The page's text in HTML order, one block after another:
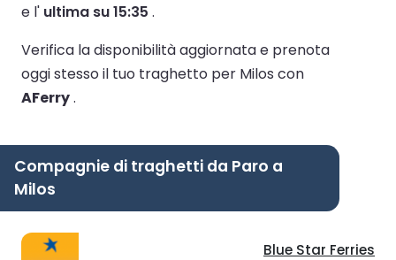
e l' ultima su 15:35 .
Verifica la disponibilità aggiornata e prenota
oggi stesso il tuo traghetto per Milos con
AFerry.
Compagnie di traghetti da Paro a
Milos
Blue Star Ferries